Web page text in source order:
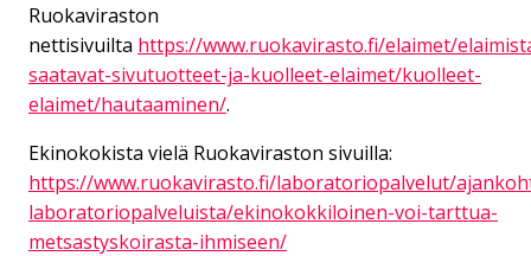
Ruokaviraston
nettisivuilta https://www.ruokavirasto.fi/elaimet/
saatavat-sivutuotteet-ja-kuolleet-elaimet/kuolleet-
elaimet/hautaaminen/.
Ekinokokista vielä Ruokaviraston sivuilla:
https://www.ruokavirasto.fi/laboratoriopalvelut/
laboratoriopalveluista/ekinokokkiloinen-voi-tarttua-
metsastyskoirasta-ihmiseen/